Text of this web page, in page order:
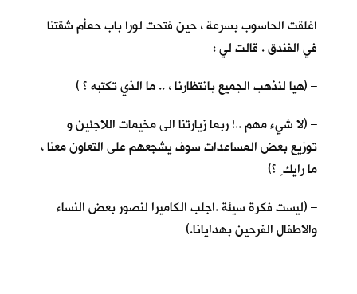
اغلقت الحاسوب بسرعة ، حين فتحت لورا باب حمأم شقتنا
في الفندق . قالت لي :
– (هيا لنذهب الجميع بانتظارنا ، .. ما الذي تكتبه ؟ )
– (لا شيء مهم ..! ربما زيارتنا الى مخيمات اللاجئين و
توزيع بعض المساعدات سوف يشجعهم على التعاون معنا ،
ما رايك ِ ؟)
– (ليست فكرة سيئة .اجلب الكاميرا لنصور بعض النساء
والاطفال الفرحين بهدايانا.)